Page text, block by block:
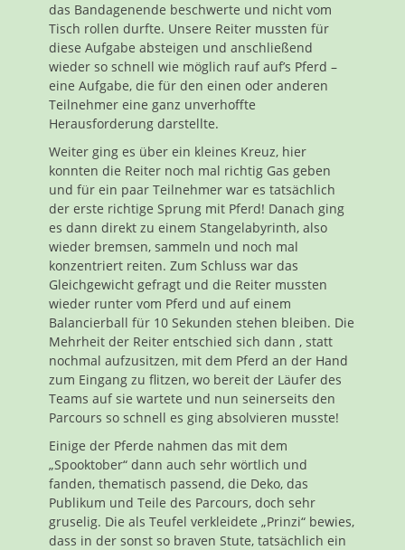
das Bandagenende beschwerte und nicht vom
Tisch rollen durfte. Unsere Reiter mussten für
diese Aufgabe absteigen und anschließend
wieder so schnell wie möglich rauf auf’s Pferd –
eine Aufgabe, die für den einen oder anderen
Teilnehmer eine ganz unverhoffte
Herausforderung darstellte.
Weiter ging es über ein kleines Kreuz, hier
konnten die Reiter noch mal richtig Gas geben
und für ein paar Teilnehmer war es tatsächlich
der erste richtige Sprung mit Pferd! Danach ging
es dann direkt zu einem Stangelabyrinth, also
wieder bremsen, sammeln und noch mal
konzentriert reiten. Zum Schluss war das
Gleichgewicht gefragt und die Reiter mussten
wieder runter vom Pferd und auf einem
Balancierball für 10 Sekunden stehen bleiben. Die
Mehrheit der Reiter entschied sich dann , statt
nochmal aufzusitzen, mit dem Pferd an der Hand
zum Eingang zu flitzen, wo bereit der Läufer des
Teams auf sie wartete und nun seinerseits den
Parcours so schnell es ging absolvieren musste!
Einige der Pferde nahmen das mit dem
„Spooktober“ dann auch sehr wörtlich und
fanden, thematisch passend, die Deko, das
Publikum und Teile des Parcours, doch sehr
gruselig. Die als Teufel verkleidete „Prinzi“ bewies,
dass in der sonst so braven Stute, tatsächlich ein